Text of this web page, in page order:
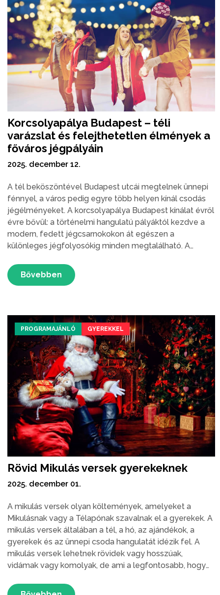
Korcsolyapálya Budapest – téli
varázslat és felejthetetlen élmények a
főváros jégpályáin
2025. december 12.
A tél beköszöntével Budapest utcái megtelnek ünnepi
fénnyel, a város pedig egyre több helyen kínál csodás
jégélményeket. A korcsolyapálya Budapest kínálat évről
évre bővül: a történelmi hangulatú pályáktól kezdve a
modern, fedett jégcsarnokokon át egészen a
különleges jégfolyosókig minden megtalálható. A
családbarát program, amely egyre népszerűbb a
budapestiek és a turisták körében is.
Bővebben
PROGRAMAJÁNLÓ GYEREKKEL
Rövid Mikulás versek gyerekeknek
2025. december 01.
A mikulás versek olyan költemények, amelyeket a
Mikulásnak vagy a Télapónak szavalnak el a gyerekek. A
mikulás versek általában a tél, a hó, az ajándékok, a
gyerekek és az ünnepi csoda hangulatát idézik fel. A
mikulás versek lehetnek rövidek vagy hosszúak,
vidámak vagy komolyak, de ami a legfontosabb, hogy